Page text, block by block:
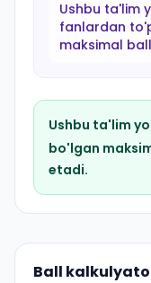
Ushbu ta'lim
fanlardan
maksimal
Ushbu ta'lim
bo'lgan
etadi.
Ball